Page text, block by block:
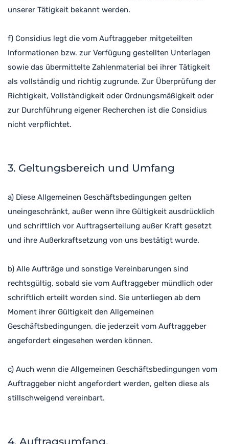
unserer Tätigkeit bekannt werden.
f) Considius legt die vom Auftraggeber mitgeteilten
Informationen bzw. zur Verfügung gestellten Unterlagen
sowie das übermittelte Zahlenmaterial bei ihrer Tätigkeit
als vollständig und richtig zugrunde. Zur Überprüfung der
Richtigkeit, Vollständigkeit oder Ordnungsmäßigkeit oder
zur Durchführung eigener Recherchen ist die Considius
nicht verpflichtet.
3. Geltungsbereich und Umfang
a) Diese Allgemeinen Geschäftsbedingungen gelten
uneingeschränkt, außer wenn ihre Gültigkeit ausdrücklich
und schriftlich vor Auftragserteilung außer Kraft gesetzt
und ihre Außerkraftsetzung von uns bestätigt wurde.
b) Alle Aufträge und sonstige Vereinbarungen sind
rechtsgültig, sobald sie vom Auftraggeber mündlich oder
schriftlich erteilt worden sind. Sie unterliegen ab dem
Moment ihrer Gültigkeit den Allgemeinen
Geschäftsbedingungen, die jederzeit vom Auftraggeber
angefordert eingesehen werden können.
c) Auch wenn die Allgemeinen Geschäftsbedingungen vom
Auftraggeber nicht angefordert werden, gelten diese als
stillschweigend vereinbart.